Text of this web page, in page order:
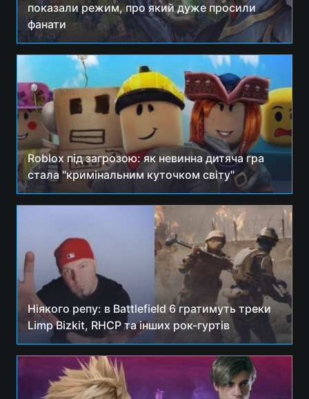
показали режим, про який дуже просили
фанати
Roblox під загрозою: як невинна дитяча гра
стала "кримінальним куточком світу"
Ніякого репу: в Battlefield 6 гратимуть треки
Limp Bizkit, RHCP та інших рок-гуртів